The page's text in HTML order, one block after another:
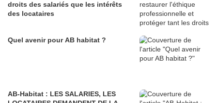
droits des salariés que les intérêts
des locataires
Quel avenir pour AB habitat ?
AB-Habitat : LES SALARIES, LES